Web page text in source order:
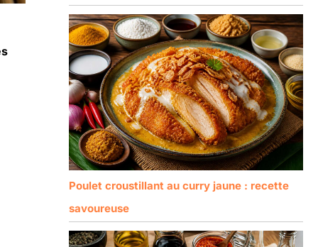
Poulet croustillant au curry jaune : recette
savoureuse